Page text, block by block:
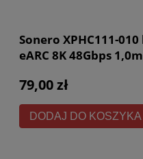
Sonero XPHC111-
eARC 8K 48Gbps 1,0m
79,00 zł
DODAJ DO KOSZYKA